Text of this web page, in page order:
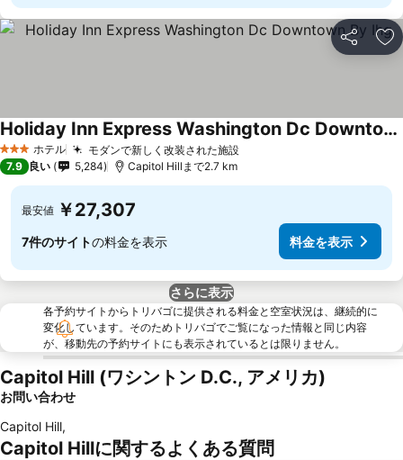
シェア お
3 ホテルのランク
ホテル モダンで新しく改装された施設
Holiday Inn Express Washington Dc Downtown By Ihg
7.9 良い 5,284 Capitol Hillまで2.7 km
最安値 ￥27,307
7件のサイトの料金を表示 料金を表示
さらに表示
各予約サイトからトリバゴに提供される料金と空室状況は、継続的に
変化しています。そのためトリバゴでご覧になった情報と同じ内容
が、移動先の予約サイトにも表示されているとは限りません。
Capitol Hill (ワシントン D.C., アメリカ)
お問い合わせ
Capitol Hill,
Capitol Hillに関するよくある質問